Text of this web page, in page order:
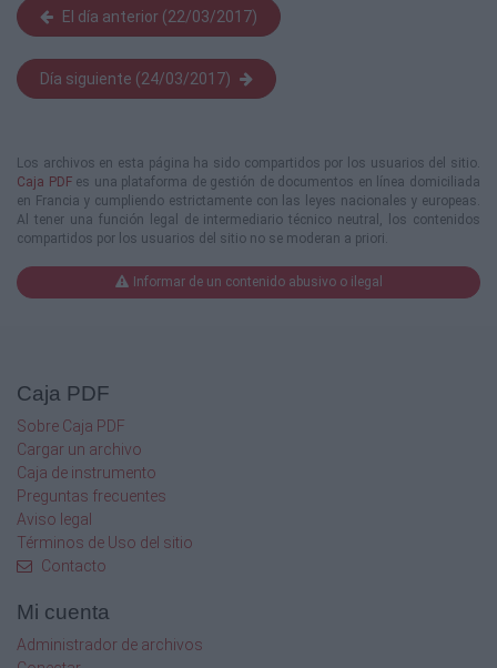
El día anterior (22/03/2017)
Día siguiente (24/03/2017)
Los archivos en esta página ha sido compartidos por los usuarios del sitio.
Caja PDFes una plataforma de gestión de documentos en línea domiciliada
en Francia y cumpliendo estrictamente con las leyes nacionales y europeas.
Al tener una función legal de intermediario técnico neutral, los contenidos
compartidos por los usuarios del sitio no se moderan a priori.
Informar de un contenido abusivo o ilegal
Caja PDF
Sobre Caja PDF
Cargar un archivo
Caja de instrumento
Preguntas frecuentes
Aviso legal
Términos de Uso del sitio
Contacto
Mi cuenta
Administrador de archivos